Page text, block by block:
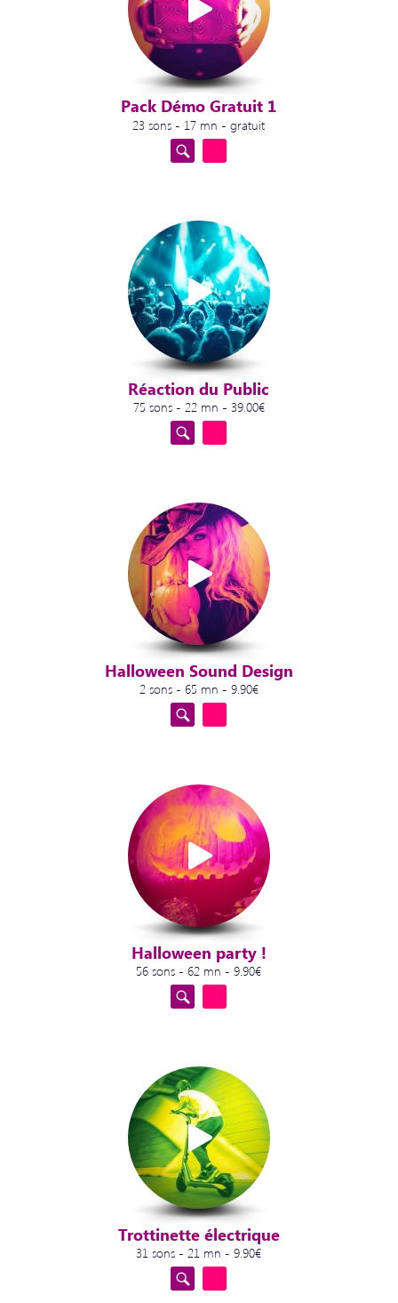
Pack Démo Gratuit 1
23 sons - 17 mn - gratuit
Réaction du Public
75 sons - 22 mn - 39.00€
Halloween Sound Design
2 sons - 65 mn - 9.90€
Halloween party !
56 sons - 62 mn - 9.90€
Trottinette électrique
31 sons - 21 mn - 9.90€